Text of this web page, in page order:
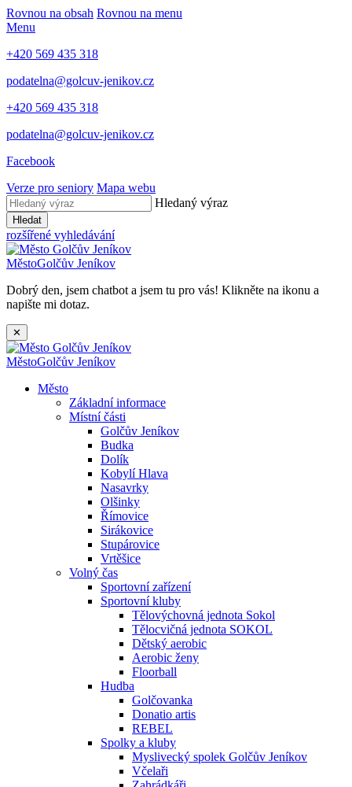
Rovnou na obsah Rovnou na menu
Menu
+420 569 435 318
podatelna@golcuv-jenikov.cz
+420 569 435 318
podatelna@golcuv-jenikov.cz
Facebook
Verze pro seniory Mapa webu
Hledaný výraz
Hledat
rozšířené vyhledávání
MěstoGolčův Jeníkov
Dobrý den, jsem chatbot a jsem tu pro vás! Klikněte na ikonu a
napište mi dotaz.
✕
MěstoGolčův Jeníkov
Město
Základní informace
Místní části
Golčův Jeníkov
Budka
Dolík
Kobylí Hlava
Nasavrky
Olšinky
Římovice
Sirákovice
Stupárovice
Vrtěšice
Volný čas
Sportovní zařízení
Sportovní kluby
Tělovýchovná jednota Sokol
Tělocvičná jednota SOKOL
Dětský aerobic
Aerobic ženy
Floorball
Hudba
Golčovanka
Donatio artis
REBEL
Spolky a kluby
Myslivecký spolek Golčův Jeníkov
Včelaři